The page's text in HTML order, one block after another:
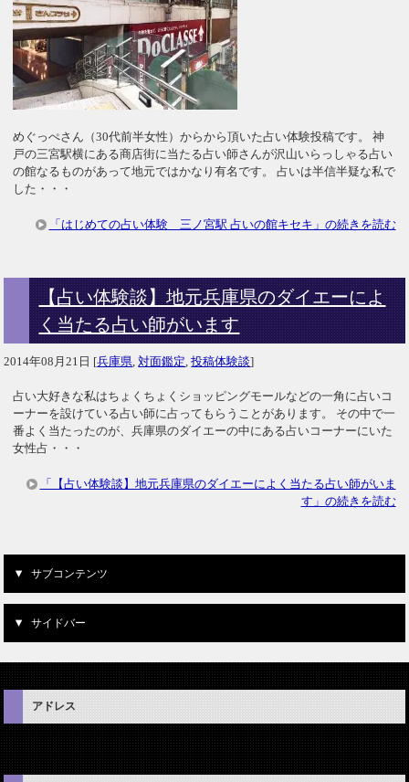
めぐっぺさん（30代前半女性）からから頂いた占い体験投稿です。 神
戸の三宮駅横にある商店街に当たる占い師さんが沢山いらっしゃる占い
の館なるものがあって地元ではかなり有名です。 占いは半信半疑な私で
した・・・
「はじめての占い体験 三ノ宮駅 占いの館キセキ」の続きを読む
【占い体験談】地元兵庫県のダイエーによ
く当たる占い師がいます
2014年08月21日 [兵庫県 ,対面鑑定 ,投稿体験談]
占い大好きな私はちょくちょくショッピングモールなどの一角に占いコ
ーナーを設けている占い師に占ってもらうことがあります。 その中で一
番よく当たったのが、兵庫県のダイエーの中にある占いコーナーにいた
女性占・・・
「【占い体験談】地元兵庫県のダイエーによく当たる占い師がいま
す」の続きを読む
サブコンテンツ
サイドバー
アドレス